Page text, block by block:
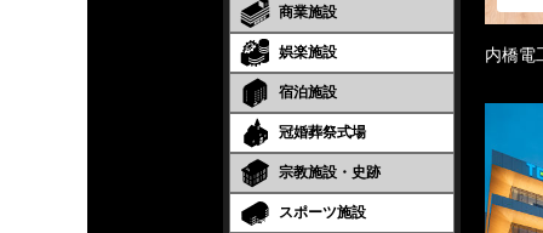
商業施設
娯楽施設
宿泊施設
冠婚葬祭式場
宗教施設・史跡
スポーツ施設
内橋電